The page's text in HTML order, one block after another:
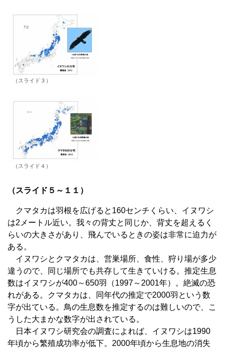
（スライド３）
（スライド４）
（スライド５～１１）
クマタカは羽根を広げると160センチくらい、イヌワシ
は2メートル近い。我々の背丈と同じか、背丈を超えるく
らいの大きさがあり、飛んでいるときの姿は非常に迫力が
ある。
イヌワシとクマタカは、営巣場所、食性、狩り場が多少
違うので、同じ場所でも共存して生きていける。推定生息
数はイヌワシが400～650羽（1997～2001年）。絶滅の恐
れがある。クマタカは、同年代の推定で2000羽という数
字が出ている。鳥の生息数を推定するのは難しいので、こ
うした大まかな数字が出されている。
日本イヌワシ研究会の調査によれば、イヌワシは1990
年頃から繁殖成功率が低下。2000年頃から生息地の消失